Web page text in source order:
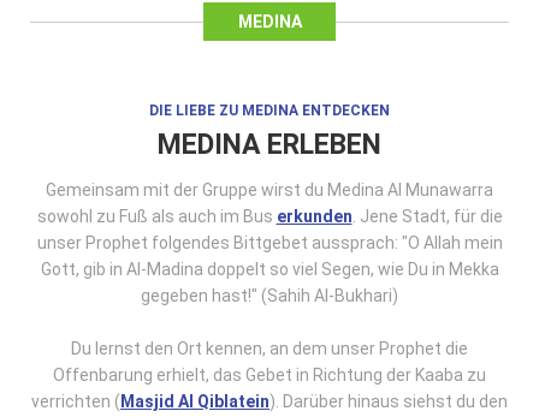
MEDINA
DIE LIEBE ZU MEDINA ENTDECKEN
MEDINA ERLEBEN
Gemeinsam mit der Gruppe wirst du Medina Al Munawarra
sowohl zu Fuß als auch im Bus erkunden. Jene Stadt, für die
unser Prophet folgendes Bittgebet aussprach: "O Allah mein
Gott, gib in Al-Madina doppelt so viel Segen, wie Du in Mekka
gegeben hast!" (Sahih Al-Bukhari)
Du lernst den Ort kennen, an dem unser Prophet die
Offenbarung erhielt, das Gebet in Richtung der Kaaba zu
verrichten ( Masjid Al Qiblatein). Darüber hinaus siehst du den